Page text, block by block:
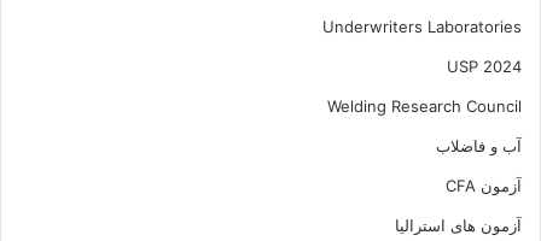
Underwriters Laboratories
USP 2024
Welding Research Council
آب و فاضلاب
آزمون CFA
آزمون های استرالیا